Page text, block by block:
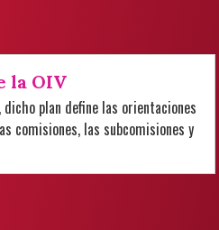
la OIV
dicho plan define las orientaciones
comisiones, las subcomisiones y